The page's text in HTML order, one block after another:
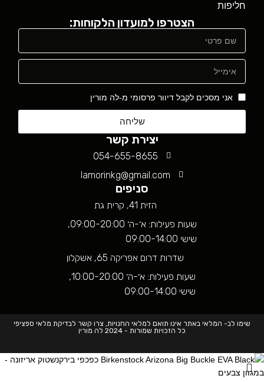
חליפות
הצטרפו למועדון הלקוחות:
אני מסכים לקבל דיוור פרסומי מ-לה מורין
שליחה
יצירת קשר
054-655-8655
lamorinkg@gmail.com
סניפים
הזית 41, קרית גת
שעות פעילות: א׳-ה׳ 09:00-20:00,
שישי 09:00-14:00
שדרות דרום אפריקה 65, אשקלון
שעות פעילות: א׳-ה׳ 10:00-20:00,
שישי 09:00-14:00
שימו לב- המלאי באתר אינו תואם למלאי החנויות, צרו קשר לבדיקת מלאי ספציפי
כל הזכויות שמורות - 2024 לה מורין